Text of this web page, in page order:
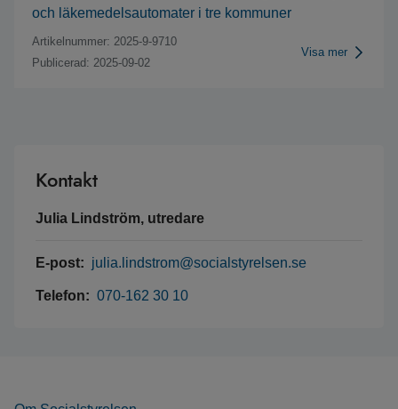
och läkemedelsautomater i tre kommuner
Artikelnummer: 2025-9-9710
Publicerad: 2025-09-02
Visa mer
Kontakt
Julia Lindström, utredare
E-post: julia.lindstrom@socialstyrelsen.se
Telefon: 070-162 30 10